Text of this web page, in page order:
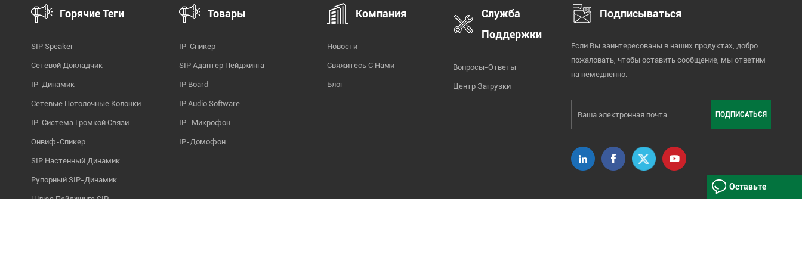
Горячие Теги
SIP Speaker
Сетевой Докладчик
IP-Динамик
Сетевые Потолочные Колонки
IP-Система Громкой Связи
Онвиф-Спикер
SIP Настенный Динамик
Рупорный SIP-Динамик
Шлюз Пейджинга SIP
Товары
IP-Спикер
SIP Адаптер Пейджинга
IP Board
IP Audio Software
IP -микрофон
IP-Домофон
Компания
Новости
Свяжитесь С Нами
Блог
Служба
Поддержки
Вопросы-Ответы
Центр Загрузки
Подписываться
Если Вы заинтересованы в наших продуктах, добро
пожаловать, чтобы оставить сообщение, мы ответим
на немедленно.
Оставьте